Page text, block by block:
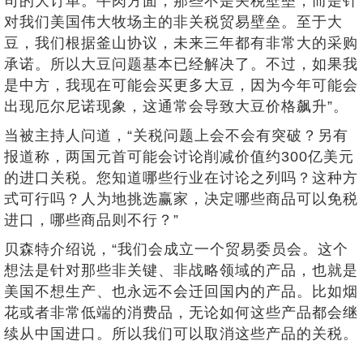
对我们美国伟大牧场主的非关税贸易壁垒。至于大
豆，我们根据釜山协议，未来三年都有非常大的采购
承诺。所以大豆问题基本已经解决了。不过，如果我
是中方，我现在可能会买更多大豆，因为今年可能会
出现厄尔尼诺现象，这通常会导致大豆价格飙升”。
当被主持人问道，“关税问题上会不会有突破？另有
报道称，两国元首可能会讨论削减价值约300亿美元
的进口关税。您知道哪些行业在讨论之列吗？这种方
式可行吗？人为地挑选赢家，决定哪些商品可以免税
进口，哪些商品则不行？”
贝森特介绍说，“我们会成立一个贸易委员会。这个
想法是针对那些非关键、非战略领域的产品，也就是
美国不想生产、也永远不会迁回国内的产品。比如烟
花或者非常低端的消费品，无论如何这些产品都会继
续从中国进口。所以我们可以取消这些产品的关税。